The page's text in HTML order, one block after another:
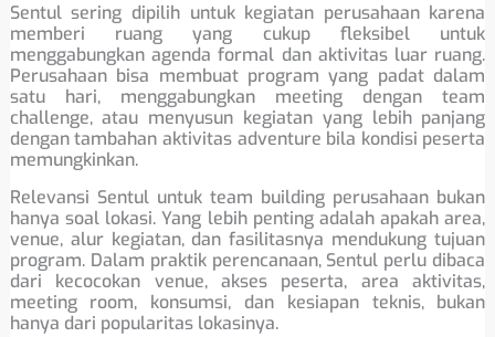
Sentul sering dipilih untuk kegiatan perusahaan karena
memberi ruang yang cukup fleksibel untuk
menggabungkan agenda formal dan aktivitas luar ruang.
Perusahaan bisa membuat program yang padat dalam
satu hari, menggabungkan meeting dengan team
challenge, atau menyusun kegiatan yang lebih panjang
dengan tambahan aktivitas adventure bila kondisi peserta
memungkinkan.
Relevansi Sentul untuk team building perusahaan bukan
hanya soal lokasi. Yang lebih penting adalah apakah area,
venue, alur kegiatan, dan fasilitasnya mendukung tujuan
program. Dalam praktik perencanaan, Sentul perlu dibaca
dari kecocokan venue, akses peserta, area aktivitas,
meeting room, konsumsi, dan kesiapan teknis, bukan
hanya dari popularitas lokasinya.